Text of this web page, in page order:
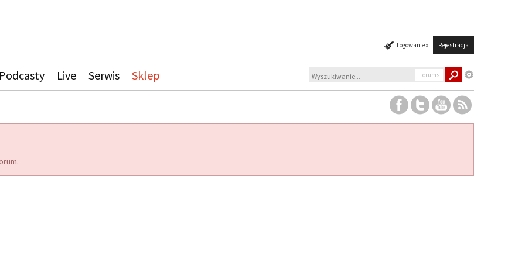
Logowanie » Rejestracja
Live Serwis Sklep Forums